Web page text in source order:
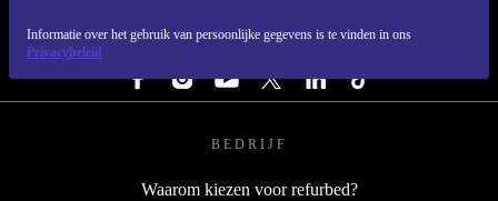
Informatie over het gebruik van persoonlijke gegevens is te vinden in ons
Privacybeleid
VOLG ONS
BEDRIJF
Waarom kiezen voor refurbed?